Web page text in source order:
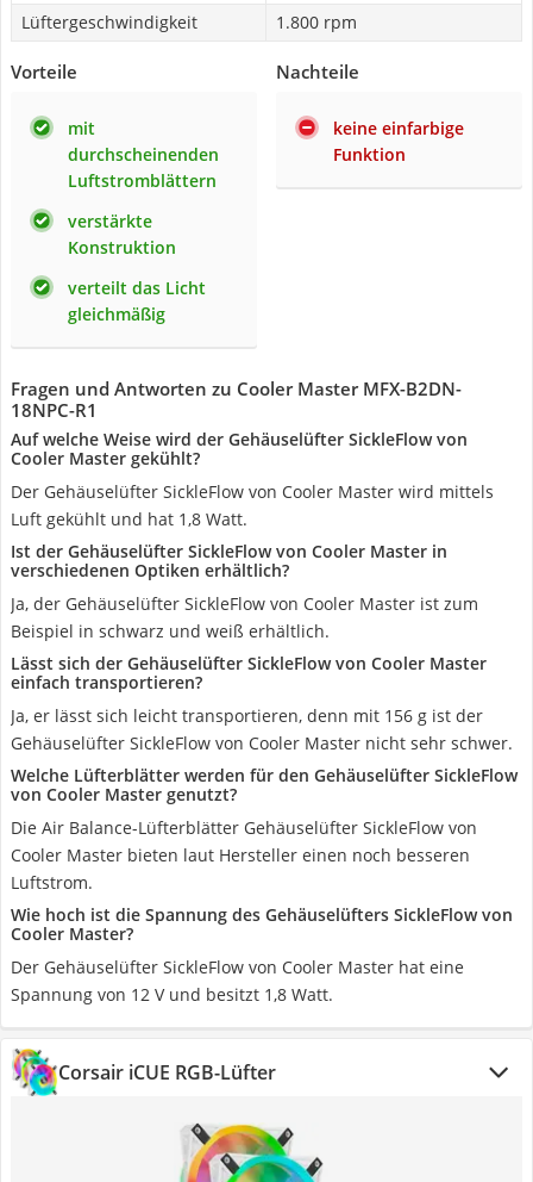
Lüftergeschwindigkeit 1.800 rpm
Vorteile
mit
durchscheinenden
Luftstromblättern
verstärkte
Konstruktion
verteilt das Licht
gleichmäßig
Nachteile
keine einfarbige
Funktion
Fragen und Antworten zu Cooler Master MFX-B2DN-
18NPC-R1
Auf welche Weise wird der Gehäuselüfter SickleFlow von
Cooler Master gekühlt?
Der Gehäuselüfter SickleFlow von Cooler Master wird mittels
Luft gekühlt und hat 1,8 Watt.
Ist der Gehäuselüfter SickleFlow von Cooler Master in
verschiedenen Optiken erhältlich?
Ja, der Gehäuselüfter SickleFlow von Cooler Master ist zum
Beispiel in schwarz und weiß erhältlich.
Lässt sich der Gehäuselüfter SickleFlow von Cooler Master
einfach transportieren?
Ja, er lässt sich leicht transportieren, denn mit 156 g ist der
Gehäuselüfter SickleFlow von Cooler Master nicht sehr schwer.
Welche Lüfterblätter werden für den Gehäuselüfter SickleFlow
von Cooler Master genutzt?
Die Air Balance-Lüfterblätter Gehäuselüfter SickleFlow von
Cooler Master bieten laut Hersteller einen noch besseren
Luftstrom.
Wie hoch ist die Spannung des Gehäuselüfters SickleFlow von
Cooler Master?
Der Gehäuselüfter SickleFlow von Cooler Master hat eine
Spannung von 12 V und besitzt 1,8 Watt.
Corsair iCUE RGB-Lüfter